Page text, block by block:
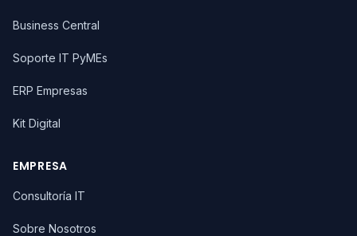
Business Central
Soporte IT PyMEs
ERP Empresas
Kit Digital
EMPRESA
Consultoría IT
Sobre Nosotros